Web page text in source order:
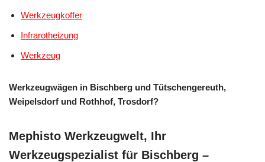
Werkzeugkoffer
Infrarotheizung
Werkzeug
Werkzeugwägen in Bischberg und Tütschengereuth,
Weipelsdorf und Rothhof, Trosdorf?
Mephisto Werkzeugwelt, Ihr
Werkzeugspezialist für Bischberg –